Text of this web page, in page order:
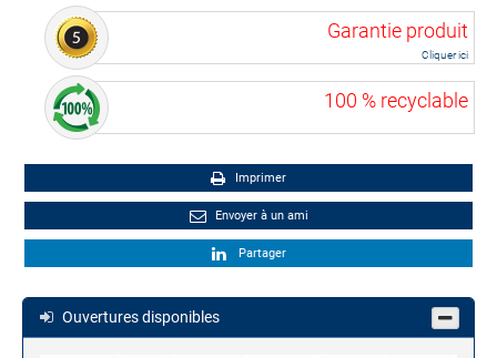
Garantie produit
Cliquer ici
100 % recyclable
Imprimer
Envoyer à un ami
Partager
Ouvertures disponibles